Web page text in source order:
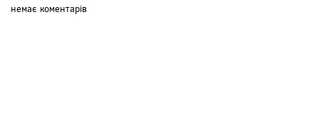
немає коментарів